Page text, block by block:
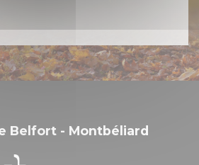
Belfort - Montbéliard